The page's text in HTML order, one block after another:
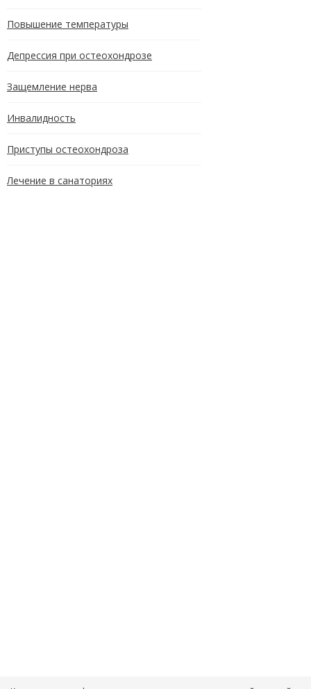
Повышение температуры
Депрессия при остеохондрозе
Защемление нерва
Инвалидность
Приступы остеохондроза
Лечение в санаториях